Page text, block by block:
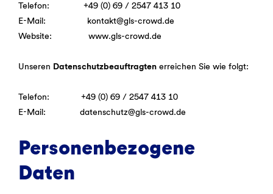
Telefon: +49 (0) 69 / 2547 413 10
E-Mail: kontakt@gls-crowd.de
Website: www.gls-crowd.de
Unseren Datenschutzbeauftragten erreichen Sie wie folgt:
Telefon: +49 (0) 69 / 2547 413 10
E-Mail: datenschutz@gls-crowd.de
Personenbezogene
Daten